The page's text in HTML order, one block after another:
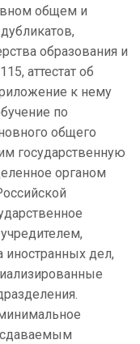
общем и
образования и
аттестат об
к нему
по
общего
государственную
органом
иностранных дел,
сдаваемым